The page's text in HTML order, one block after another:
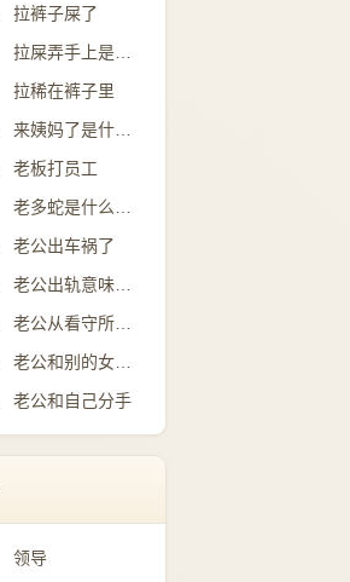
拉裤子屎了
拉屎弄手上是什么意思
拉稀在裤子里
来姨妈了是什么意思
老板打员工
老公出车祸了
老公出轨意味着什么
老公从看守所回来
老公和别的女人吃饭
老公和自己分手
领导